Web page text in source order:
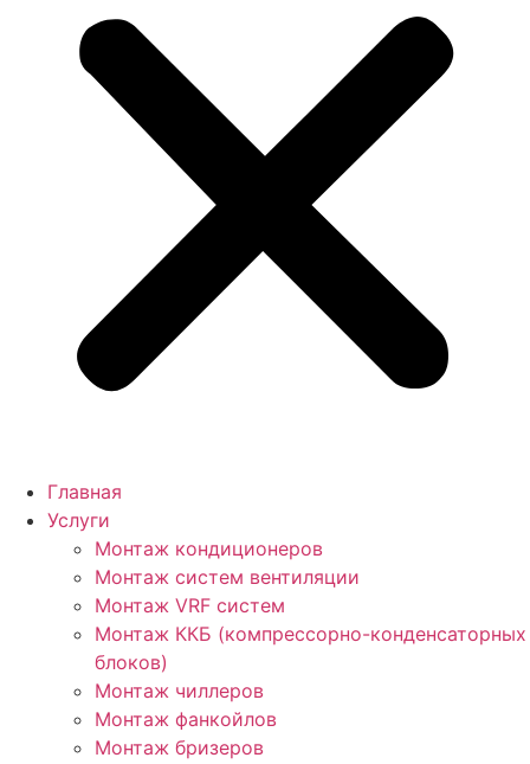
Главная
Услуги
Монтаж кондиционеров
Монтаж cистем вентиляции
Монтаж VRF систем
Монтаж ККБ (компрессорно-конденсаторных
блоков)
Монтаж чиллеров
Монтаж фанкойлов
Монтаж бризеров